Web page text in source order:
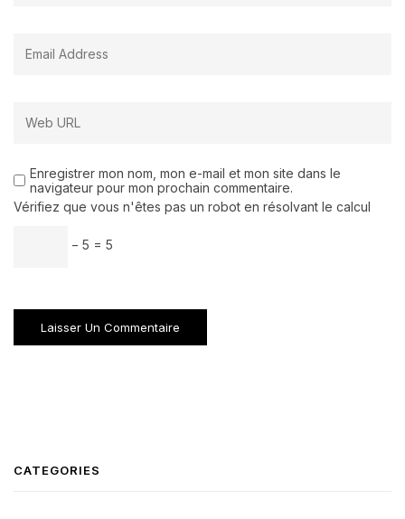
Enregistrer mon nom, mon e-mail et mon site dans le
navigateur pour mon prochain commentaire.
Vérifiez que vous n'êtes pas un robot en résolvant le calcul
− 5 = 5
CATEGORIES